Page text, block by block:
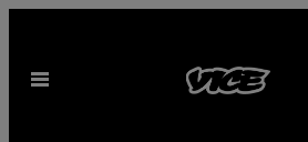
indhold
Åbn